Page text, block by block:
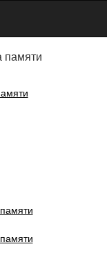
памяти